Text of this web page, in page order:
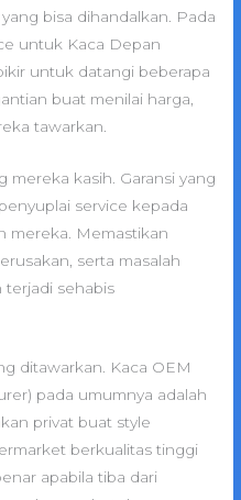
bisa dihandalkan. Pada
untuk Kaca Depan
untuk datangi beberapa
buat menilai harga,
tawarkan.
mereka kasih. Garansi yang
service kepada
mereka. Memastikan
serta masalah
terjadi sehabis
ditawarkan. Kaca OEM
pada umumnya adalah
privat buat style
berkualitas tinggi
apabila tiba dari